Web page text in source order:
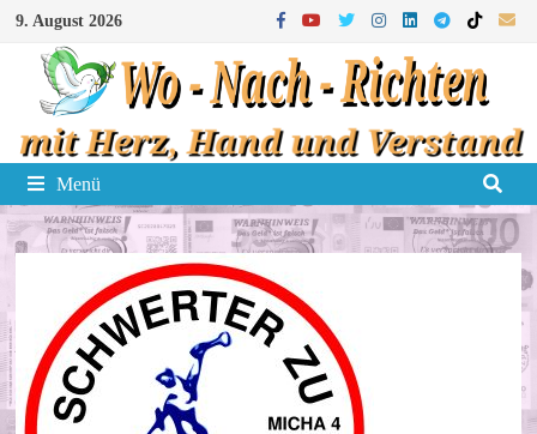
Zum
Inhalt
springen
9. August 2026
Menü